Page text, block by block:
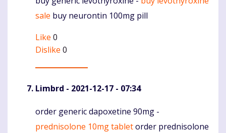
sale buy neurontin 100mg pill
Like 0
Dislike 0
Limbrd - 2021-12-17 - 07:34
Komentaras
order generic dapoxetine 90mg -
prednisolone 10mg tabletorder prednisolone